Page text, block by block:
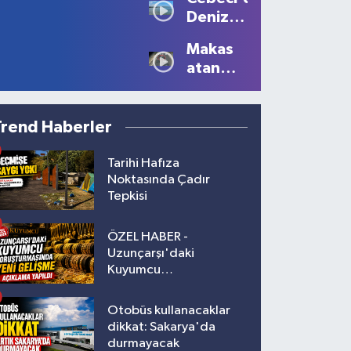
Yaralı!
Büyüledi:
Kartpostallık
Manzaralar
Oluştu
Deniz
Tüm
Güzelliğiyle
Devam
Makas
atan
10 bin
lira ceza
Haberler
Tarihi Hafıza
Noktasında Çadır
Tepkisi
ÖZEL HABER -
Uzunçarşı'daki
Kuyumcu
Gelişme!
Otobüs kullanacaklar
dikkat: Sakarya'da
durmayacak